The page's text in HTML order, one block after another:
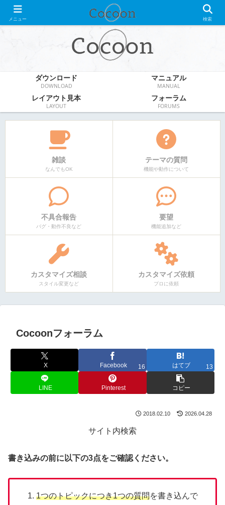
WordPress無料テーマ
ダウンロード
DOWNLOAD
マニュアル
MANUAL
レイアウト見本
LAYOUT
フォーラム
FORUMS
雑談
なんでもOK
テーマの質問
機能や動作について
不具合報告
バグ・動作不良など
要望
機能追加など
カスタマイズ相談
スタイル変更など
カスタマイズ依頼
プロに依頼
Cocoonフォーラム
X Facebook 16 はてブ 13
LINE Pinterest コピー
2018.02.10 2026.04.28
サイト内検索
書き込みの前に以下の3点をご確認ください。
1つのトピックにつき1つの質問を書き込んで
メニュー 検索